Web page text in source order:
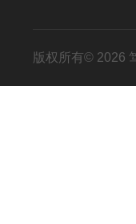
版权所有© 2026